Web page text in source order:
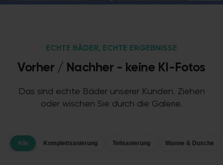
ECHTE BÄDER, ECHTE ERGEBNISSE
Vorher / Nachher - keine KI-Fotos
Das sind echte Bäder unserer Kunden. Ziehen
oder wischen Sie durch die Galerie.
Alle Komplettsanierung Teilsanierung Wanne & Dusche